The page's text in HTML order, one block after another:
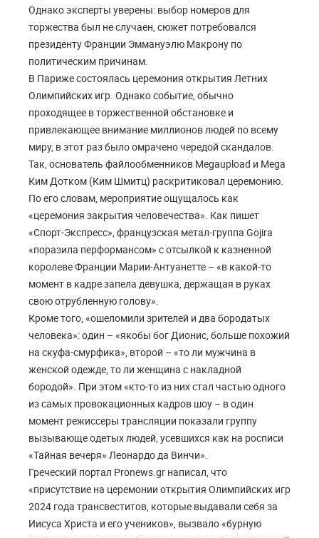
Однако эксперты уверены: выбор номеров для
торжества был не случаен, сюжет потребовался
президенту Франции Эммануэлю Макрону по
политическим причинам.
В Париже состоялась церемония открытия Летних
Олимпийских игр. Однако событие, обычно
проходящее в торжественной обстановке и
привлекающее внимание миллионов людей по всему
миру, в этот раз было омрачено чередой скандалов.
Так, основатель файлообменников Megaupload и Mega
Ким Дотком (Ким Шмитц) раскритиковал церемонию.
По его словам, мероприятие ощущалось как
«церемония закрытия человечества». Как пишет
«Спорт-Экспресс», французская метал-группа Gojira
«поразила перформансом» с отсылкой к казненной
королеве Франции Марии-Антуанетте – «в какой-то
момент в кадре запела девушка, держащая в руках
свою отрубленную голову».
Кроме того, «ошеломили зрителей и два бородатых
человека»: один – «якобы бог Дионис, больше похожий
на скуфа-смурфика», второй – «то ли мужчина в
женской одежде, то ли женщина с накладной
бородой». При этом «кто-то из них стал частью одного
из самых провокационных кадров шоу – в один
момент режиссеры трансляции показали группу
вызывающе одетых людей, усевшихся как на росписи
«Тайная вечеря» Леонардо да Винчи».
Греческий портал Pronews.gr написал, что
«присутствие на церемонии открытия Олимпийских игр
2024 года трансвеститов, которые выдавали себя за
Иисуса Христа и его учеников», вызвало «бурную